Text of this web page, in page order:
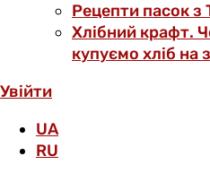
Рецепти пасок з
Хлібний крафт.
купуємо хліб на
Увійти
UA
RU